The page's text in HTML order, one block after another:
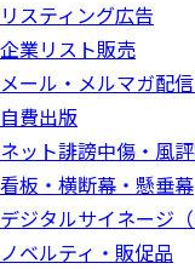
リスティング広告
企業リスト販売
メール・メルマガ配
自費出版
ネット誹謗中傷・風
看板・横断幕・懸垂幕
デジタルサイネージ（
ノベルティ・販促品